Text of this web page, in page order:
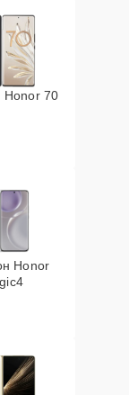
70
Honor